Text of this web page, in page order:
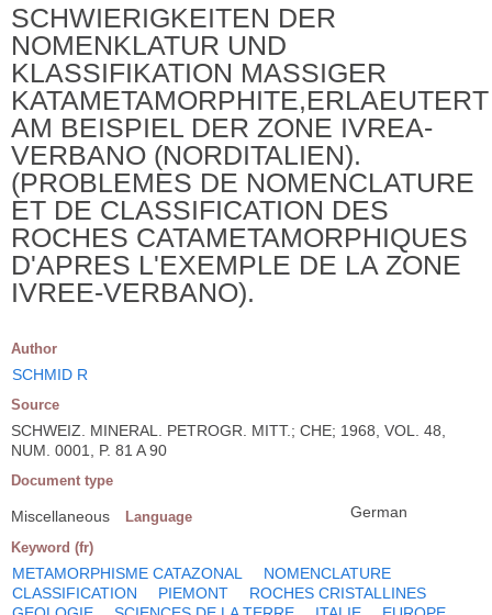
SCHWIERIGKEITEN DER
NOMENKLATUR UND
KLASSIFIKATION MASSIGER
KATAMETAMORPHITE,ERLAEUTERT
AM BEISPIEL DER ZONE IVREA-
VERBANO (NORDITALIEN).
(PROBLEMES DE NOMENCLATURE
ET DE CLASSIFICATION DES
ROCHES CATAMETAMORPHIQUES
D'APRES L'EXEMPLE DE LA ZONE
IVREE-VERBANO).
Author
SCHMID R
Source
SCHWEIZ. MINERAL. PETROGR. MITT.; CHE; 1968, VOL. 48,
NUM. 0001, P. 81 A 90
Document type
Miscellaneous Language German
Keyword (fr)
METAMORPHISME CATAZONAL
NOMENCLATURE
CLASSIFICATION
PIEMONT
ROCHES CRISTALLINES